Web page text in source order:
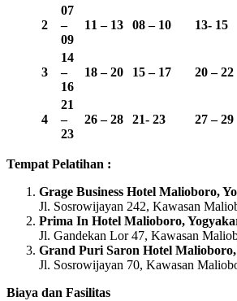
2
07
–
09
11 – 13 08 – 10 13- 15
3
14
–
16
18 – 20 15 – 17 20 – 22
4
21
–
23
26 – 28 21- 23 27 – 29
Tempat Pelatihan :
Grage Business Hotel Malioboro,
Jl. Sosrowijayan 242, Kawasan
Prima In Hotel Malioboro,
Jl. Gandekan Lor 47, Kawasan
Grand Puri Saron Hotel
Jl. Sosrowijayan 70, Kawasan
Biaya dan Fasilitas